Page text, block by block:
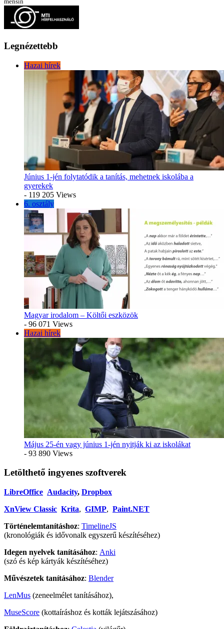
Legnézettebb
Hazai hírek
Június 1-jén folytatódik a tanítás, mehetnek iskolába a
gyerekek
- 119 205 Views
6. osztály
Magyar irodalom – Költői eszközök
- 96 071 Views
Hazai hírek
Május 25-én vagy június 1-jén nyitják ki az iskolákat
- 93 890 Views
Letölthető ingyenes szoftverek
LibreOffice Audacity, Dropbox
XnView Classic Krita, GIMP, Paint.NET
Történelemtanításhoz: TimelineJS
(kronológiák és idővonalk egyszerű készítéséhez)
Idegen nyelvek tanításához: Anki
(szó és kép kártyák készítéséhez)
Művészetek tanításához: Blender
LenMus (zeneelmélet tanításához),
MuseScore (kottaíráshoz és kották lejátszásához)